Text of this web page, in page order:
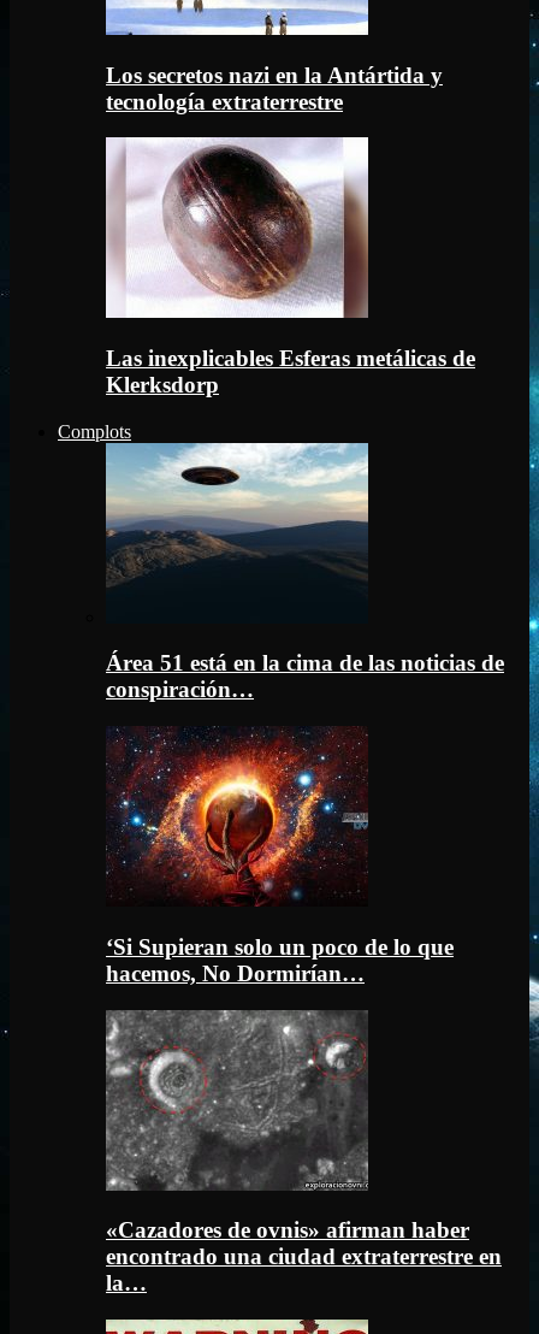
Los secretos nazi en la Antártida y
tecnología extraterrestre
Las inexplicables Esferas metálicas de
Klerksdorp
Complots
Área 51 está en la cima de las noticias de
conspiración…
‘Si Supieran solo un poco de lo que
hacemos, No Dormirían…
«Cazadores de ovnis» afirman haber
encontrado una ciudad extraterrestre en
la…